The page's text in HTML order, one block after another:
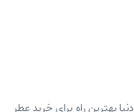
بهترین راه برای خرید عطر